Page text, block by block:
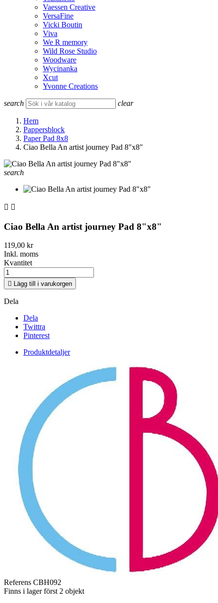
Vaessen Creative
VersaFine
Vicki Boutin
Viva
We R memory
Wild Rose Studio
Woodware
Wycinanka
Xcut
Yvonne Creations
search clear
Hem
Pappersblock
Paper Pad 8x8
Ciao Bella An artist journey Pad 8"x8"
search
 
Ciao Bella An artist journey Pad 8"x8"
119,00 kr
Inkl. moms
Kvantitet
 Lägg till i varukorgen
Dela
Dela
Twittra
Pinterest
Produktdetaljer
Referens CBH092
Finns i lager först 2 objekt